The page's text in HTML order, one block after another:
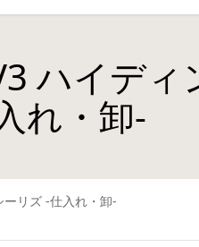
ハイディ
れ・卸-
ーリズ -仕入れ・卸-